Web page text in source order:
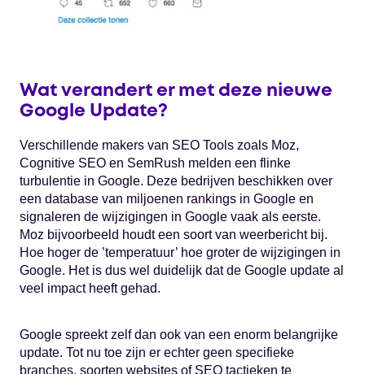
Wat verandert er met deze nieuwe
Google Update?
Verschillende makers van SEO Tools zoals Moz,
Cognitive SEO en SemRush melden een flinke
turbulentie in Google. Deze bedrijven beschikken over
een database van miljoenen rankings in Google en
signaleren de wijzigingen in Google vaak als eerste.
Moz bijvoorbeeld houdt een soort van weerbericht bij.
Hoe hoger de ’temperatuur’ hoe groter de wijzigingen in
Google. Het is dus wel duidelijk dat de Google update al
veel impact heeft gehad.
Google spreekt zelf dan ook van een enorm belangrijke
update. Tot nu toe zijn er echter geen specifieke
branches, soorten websites of SEO tactieken te